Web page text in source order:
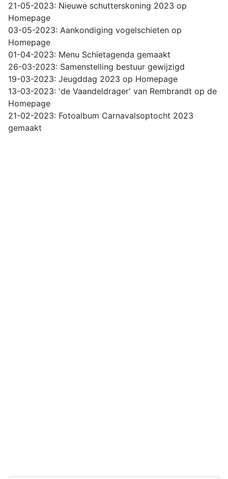
21-05-2023: Nieuwe schutterskoning 2023 op
Homepage
03-05-2023: Aankondiging vogelschieten op
Homepage
01-04-2023: Menu Schietagenda gemaakt
26-03-2023: Samenstelling bestuur gewijzigd
19-03-2023: Jeugddag 2023 op Homepage
13-03-2023: 'de Vaandeldrager' van Rembrandt op de
Homepage
21-02-2023: Fotoalbum Carnavalsoptocht 2023
gemaakt